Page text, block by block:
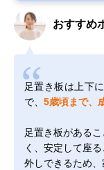
おすすめ
足置き板は上下
で、 5歳頃まで、
足置き板がある
く、安定して座
外しできるため